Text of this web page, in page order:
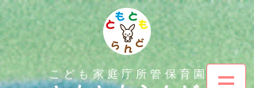
こども家庭庁所管保育園